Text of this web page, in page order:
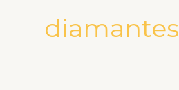
diamantes